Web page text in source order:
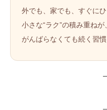
外でも、家でも、すぐにひ
小さな“ラク”の積み重ねが、
がんばらなくても続く習